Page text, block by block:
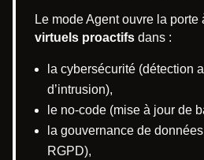
Le mode Agent ouvre la porte
virtuels proactifs dans :
la cybersécurité (détection
d’intrusion),
le no-code (mise à jour de
la gouvernance de
RGPD),